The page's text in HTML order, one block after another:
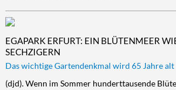
EGAPARK ERFURT: EIN BLÜTENMEER
SECHZIGERN
Das wichtige Gartendenkmal wird 65 Jahre alt
(djd). Wenn im Sommer hunderttausende